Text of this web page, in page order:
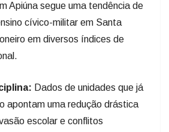
Apiúna segue uma tendência de
cívico-militar em Santa
em diversos índices de
Dados de unidades que já
apontam uma redução drástica
escolar e conflitos